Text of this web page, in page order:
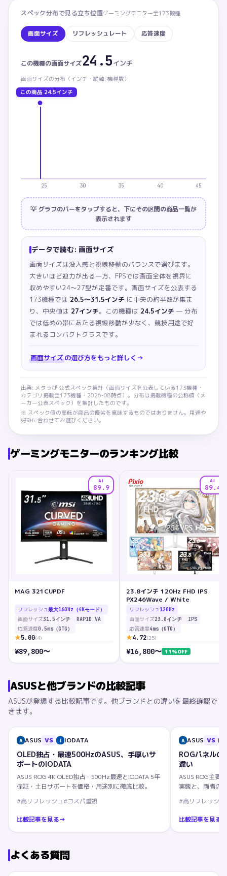
スペック分布で見る立ち位置ゲーミングモニター全173機種
画面サイズ リフレッシュレート 応答速度
画面サイズ：この商品 24.5インチ。カテゴリ内 下か
この機種の画面サイズ24.5インチ
画面サイズの分布（ インチ・ 縦軸: 機種数）
この商品 24.5インチ
25 30 35 40 45
💡 グラフのバーをタップすると、下にその区間の商品一覧が
表示されます
データで読む: 画面サイズ
画面サイズは没入感と視線移動のバランスで選びます。
大きいほど迫力が出る一方、FPSでは画面全体を視界に
収めやすい24〜27型が定番です。 画面サイズを公表する
173機種では 26.5〜31.5インチ に中央の約半数が集ま
り、中央値は 27インチ。この機種は 24.5インチ — 分布
では低めの帯にあたる視線移動が少なく、競技用途で好
まれるコンパクトクラスです。
画面サイズの選び方をもっと詳しく →
出典: メタっぴ 公式スペック集計（ 画面サイズを公表している 173機種・
カテゴリ掲載全173機種・ 2026-08時点）。分布は掲載機種の公称値（メ
ーカー公表スペック）を集計したものです。
※ スペック値の高低が商品の優劣を意味するものではありません。用途や
好みに合わせてお選びください。
ゲーミングモニターのランキング比較
AI
89.9
MAG 321CUPDF
リフレッシュ最大160Hz（4Kモード）
画面サイズ31.5インチ RAPID VA
応答速度0.5ms（GTG）
★5.00(4)
¥89,800〜
AI
89.4
23.8インチ 120Hz FHD IPS
PX246Wave / White
リフレッシュ120Hz
画面サイズ23.8インチ IPS
応答速度4ms（GTG）
★4.72(25)
¥16,800〜 11 %OFF
ASUSと他ブランドの比較記事
ASUSが登場する比較記事です。他ブランドとの違いを最終確認で
きます。
A ASUS VS I IODATA
OLED独占・最速500HzのASUS、手厚いサ
ポートのIODATA
ASUS ROG 4K OLED独占・500Hz最速とIODATA 5年
保証・土日サポートを価格・用途別に徹底比較。
#高リフレッシュ#コスパ重視
比較記事を見る→
A ASUS VS
ROGパネルの
違い
ASUS ROG主要
実態と、両者の
#高リフレッシュ
比較記事を見る
よくある質問